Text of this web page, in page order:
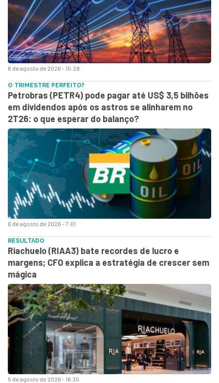
6 de agosto de 2026 - 10:28
6 de agosto de 2026 - 7:01
O TRIMESTRE PERFEITO?
Petrobras (PETR4) pode pagar até US$ 3,5 bilhões
em dividendos após os astros se alinharem no
2T26: o que esperar do balanço?
5 de agosto de 2026 - 18:30
RESULTADO
Riachuelo (RIAA3) bate recordes de lucro e
margens; CFO explica a estratégia de crescer sem
mágica